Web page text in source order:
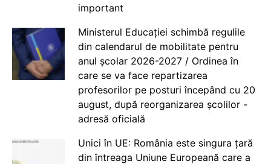
important
Ministerul Educației schimbă regulile
din calendarul de mobilitate pentru
anul școlar 2026-2027 / Ordinea în
care se va face repartizarea
profesorilor pe posturi începând cu 20
august, după reorganizarea școlilor -
adresă oficială
Unici în UE: România este singura țară
din întreaga Uniune Europeană care a